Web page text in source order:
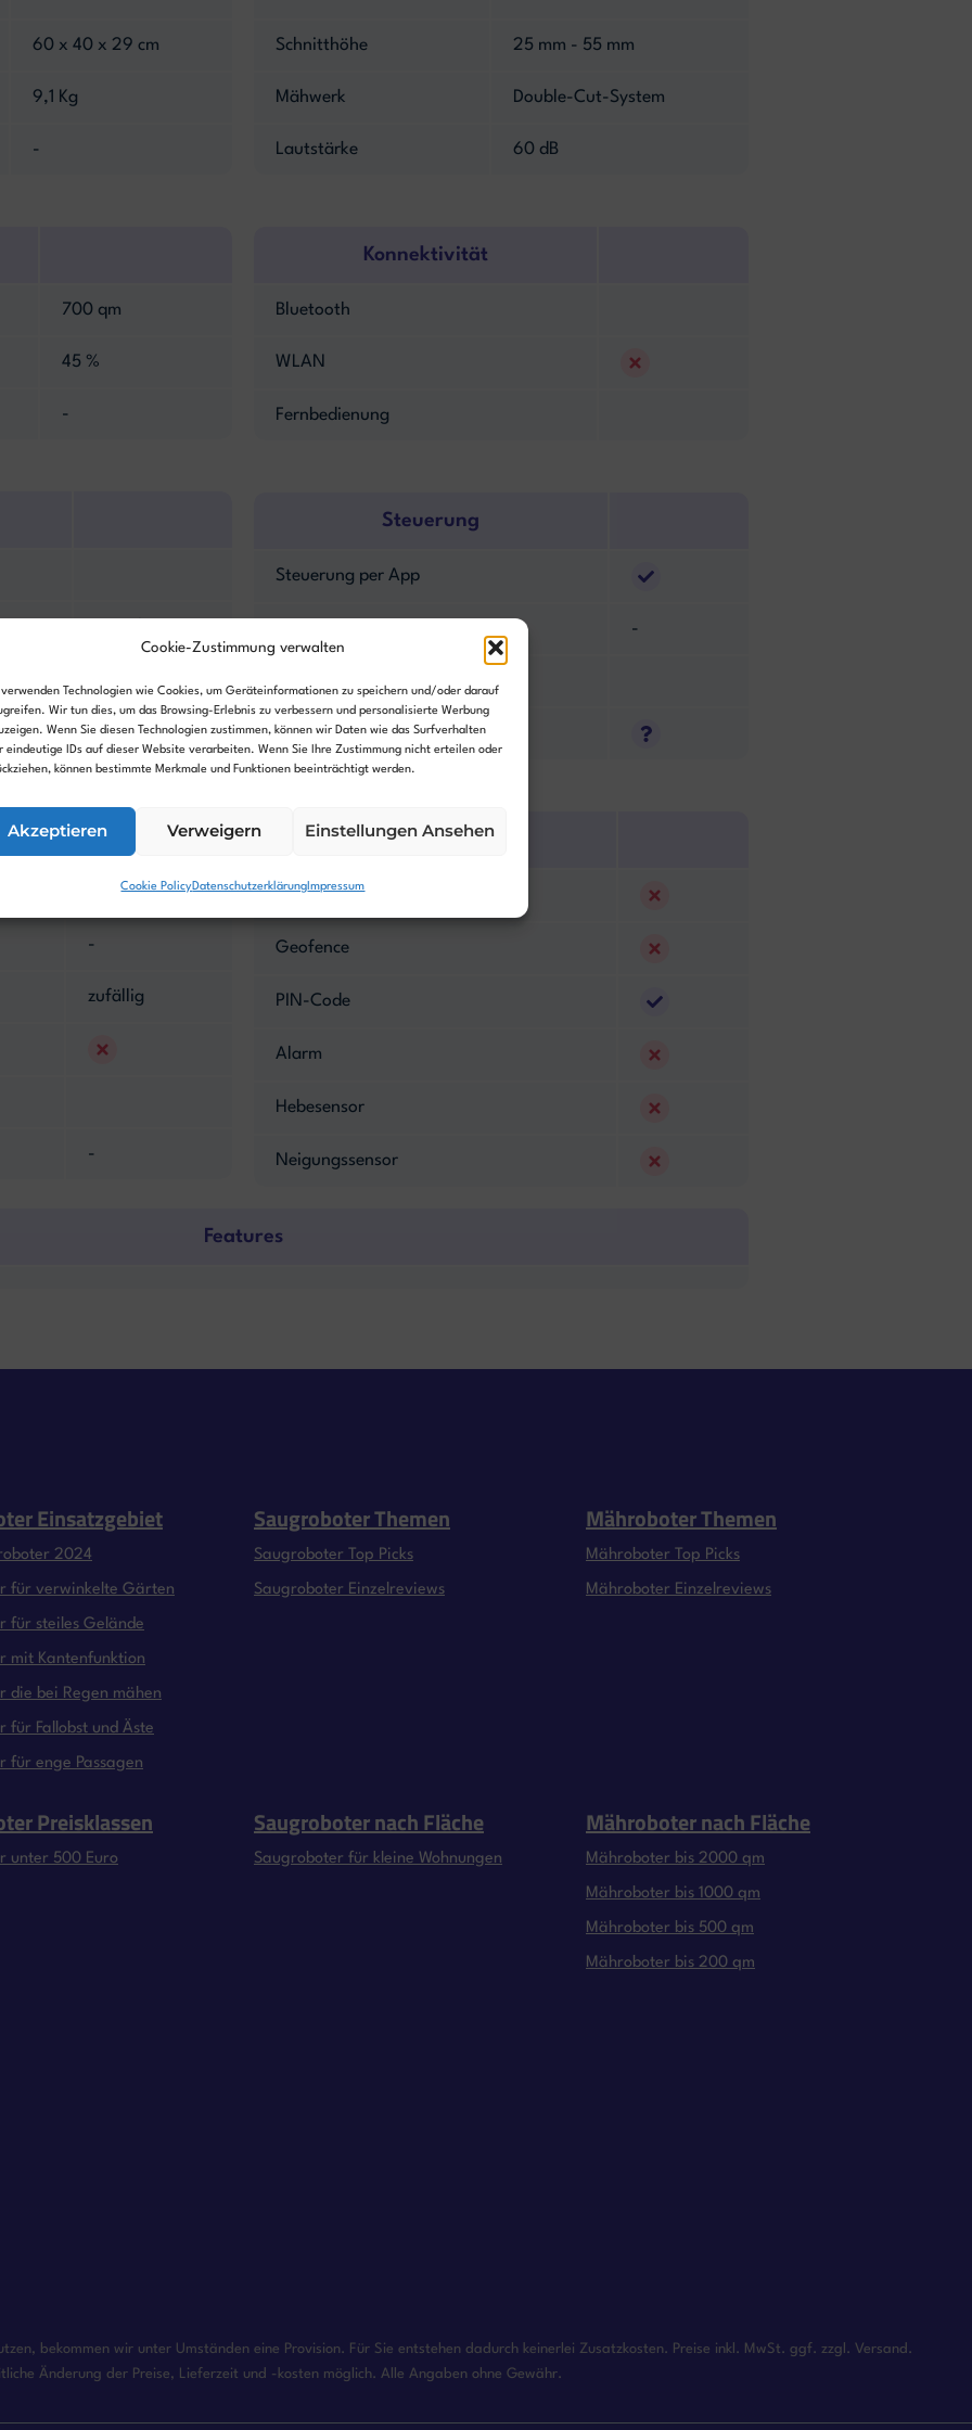
Cookie-Zustimmung verwalten
Technologien wie Cookies, um Geräteinformationen zu speichern und/oder darauf
Wir tun dies, um das Browsing-Erlebnis zu verbessern und personalisierte Werbung
Wenn Sie diesen Technologien zustimmen, können wir Daten wie das Surfverhalten
eindeutige IDs auf dieser Website verarbeiten. Wenn Sie Ihre Zustimmung nicht erteilen oder
können bestimmte Merkmale und Funktionen beeinträchtigt werden.
Akzeptieren Verweigern Einstellungen Ansehen
Cookie PolicyDatenschutzerklärung Impressum
60 x 40 x 29 cm
9,1 Kg
-
700 qm
45 %
-
60 min
-
zufällig
-
Schnitthöhe 25 mm - 55 mm
Mähwerk Double-Cut-System
Lautstärke 60 dB
Konnektivität
Bluetooth
WLAN
Fernbedienung
Steuerung
Steuerung per App
-
Programmierbar
Smarthomefähig
Sicherheit
GPS-Diebstahlschutz
Geofence
PIN-Code
Alarm
Hebesensor
Neigungssensor
Features
Einsatzgebiet
2024
für verwinkelte Gärten
für steiles Gelände
mit Kantenfunktion
die bei Regen mähen
für Fallobst und Äste
für enge Passagen
Saugroboter Themen
Saugroboter Top Picks
Saugroboter Einzelreviews
Mähroboter Themen
Mähroboter Top Picks
Mähroboter Einzelreviews
Preisklassen
unter 500 Euro
Saugroboter nach Fläche
Saugroboter für kleine Wohnungen
Mähroboter nach Fläche
Mähroboter bis 2000 qm
Mähroboter bis 1000 qm
Mähroboter bis 500 qm
Mähroboter bis 200 qm
bekommen wir unter Umständen eine Provision. Für Sie entstehen dadurch keinerlei Zusatzkosten. Preise inkl. MwSt. ggf. zzgl. Versand.
Änderung der Preise, Lieferzeit und -kosten möglich. Alle Angaben ohne Gewähr.